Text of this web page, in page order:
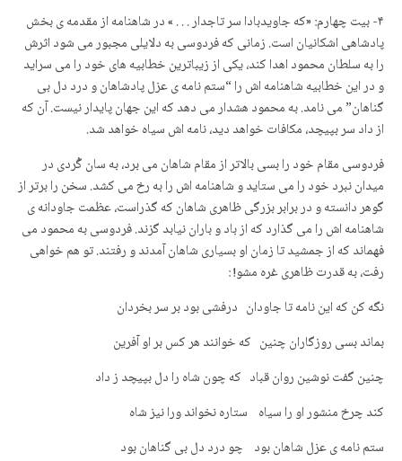
۴- بیت چهارم: «که جاویدبادا سر تاجدار . . . » در شاهنامه از مقدمه ی بخش
پادشاهی اشکانیان است. زمانی که فردوسی به دلایلی مجبور می شود اثرش
را به سلطان محمود اهدا کند، یکی از زیباترین خطابیه های خود را می سراید
و در این خطابیه شاهنامه اش را “ستم نامه ی عزل پادشاهان و درد دل بی
گناهان” می نامد. به محمود هشدار می دهد که این جهان پایدار نیست. آن که
از داد سر بپیچد، مکافات خواهد دید، نامه اش سیاه خواهد شد.
فردوسی مقام خود را بسی بالاتر از مقام شاهان می برد، به سان گُردی در
میدان نبرد خود را می ستاید و شاهنامه اش را به رخ می کشد. سخن را برتر از
گوهر دانسته و در برابر بزرگی ظاهری شاهان که گذراست، عظمت جاودانه ی
شاهنامه اش را می گذارد که از باد و باران نیابد گزند. فردوسی به محمود می
فهماند که از جمشید تا زمان او بسیاری شاهان آمدند و رفتند. تو هم خواهی
رفت، به قدرت ظاهری غره مشو! :
نگه کن که این نامه تا جاودان درفشی بود بر سر بخردان
بماند بسی روزگاران چنین که خوانند هر کس بر او آفرین
چنین گفت نوشین روان قباد که چون شاه را دل بپیچد ز داد
کند چرخ منشور او را سیاه ستاره نخواند ورا نیز شاه
ستم نامه ی عزل شاهان بود چو درد دل بی گناهان بود